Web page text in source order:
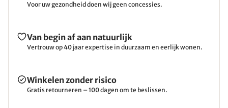
Voor uw gezondheid doen wij geen concessies.
Van begin af aan natuurlijk
Vertrouw op 40 jaar expertise in duurzaam en eerlijk wonen.
Winkelen zonder risico
Gratis retourneren – 100 dagen om te beslissen.